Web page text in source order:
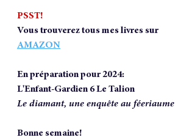
PSST!
Vous trouverez tous mes livres sur
AMAZON
En préparation pour 2024:
L'Enfant-Gardien 6 Le Talion
Le diamant, une enquête au féeriaume
Bonne semaine!